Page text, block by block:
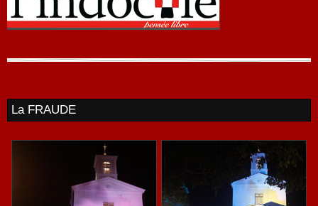
La FRAUDE